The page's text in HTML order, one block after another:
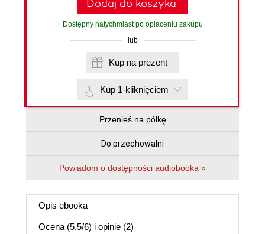
Dodaj do koszyka
Dostępny natychmiast po opłaceniu zakupu
lub
Kup na prezent
Kup 1-kliknięciem
Przenieś na półkę
Do przechowalni
Powiadom o dostępności audiobooka »
Opis ebooka
Ocena (5.5/6) i opinie (2)